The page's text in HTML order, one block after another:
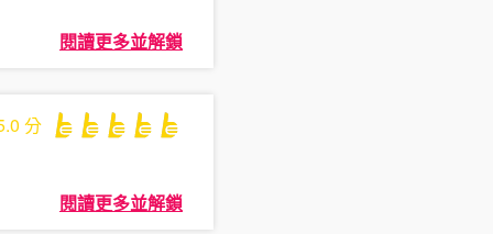
閱讀更多並解鎖
分
閱讀更多並解鎖